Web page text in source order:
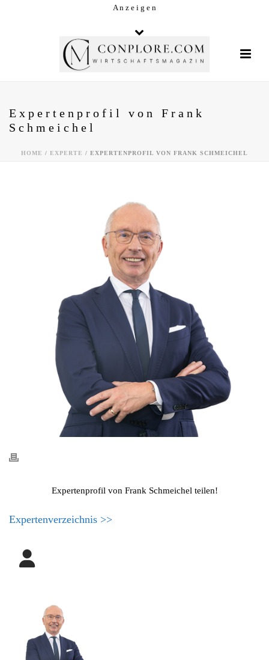
A n z e i g e n
Expertenprofil von Frank
Schmeichel
HOME / EXPERTE / EXPERTENPROFIL VON FRANK SCHMEICHEL
Expertenprofil von Frank Schmeichel teilen!
Expertenverzeichnis >>